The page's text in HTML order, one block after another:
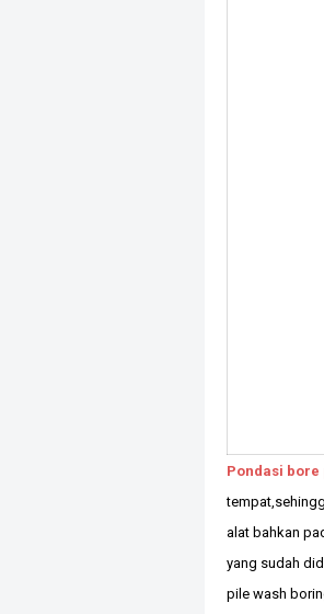
Pondasi bore
alat bahkan
yang sudah
pile wash